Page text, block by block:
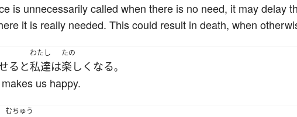
is unnecessarily called when there is no need, it may delay
it is really needed. This could result in death, when
る と
わたし
私達は
たの
楽しく なる。
us happy.
むちゅう